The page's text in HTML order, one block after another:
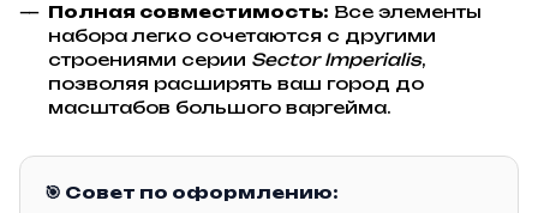
Полная совместимость: Все элементы
набора легко сочетаются с другими
строениями серии Sector Imperialis,
позволяя расширять ваш город до
масштабов большого варгейма.
🎯 Совет по оформлению: